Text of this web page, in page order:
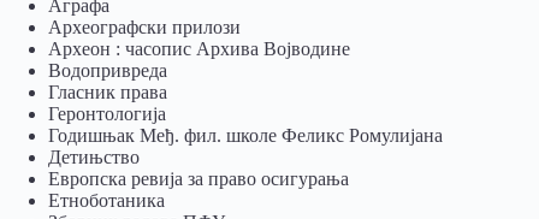
Аграфа
Археографски прилози
Археон : часопис Архива Војводине
Водопривреда
Гласник права
Геронтологија
Годишњак Међ. фил. школе Феликс Ромулијана
Детињство
Европска ревија за право осигурања
Eтноботаника